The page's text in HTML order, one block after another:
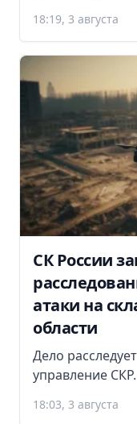
18:19, 3 августа
СК России
атаки на
области
Дело
управление СКР.
18:03, 3 августа